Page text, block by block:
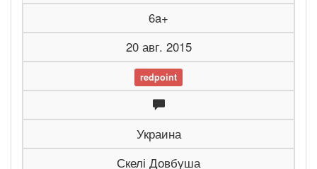
6a+
20 авг. 2015
redpoint
Украина
Скелі Довбуша